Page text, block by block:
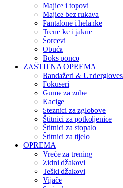
Majice i topovi
Majice bez rukava
Pantalone i helanke
Trenerke i jakne
Šorcevi
Obuća
Boks ponco
ZAŠTITNA OPREMA
Bandažeri & Undergloves
Fokuseri
Gume za zube
Kacige
Steznici za zglobove
Štitnici za potkoljenice
Štitnici za stopalo
Štitnici za tijelo
OPREMA
Vreće za trening
Zidni džakovi
Teški džakovi
Vijače